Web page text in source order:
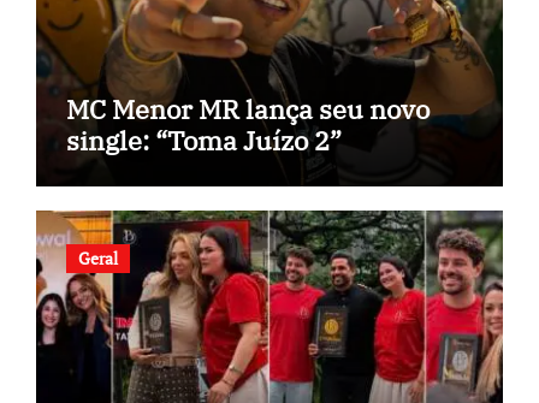
MC Menor MR lança seu novo
single: “Toma Juízo 2”
Geral